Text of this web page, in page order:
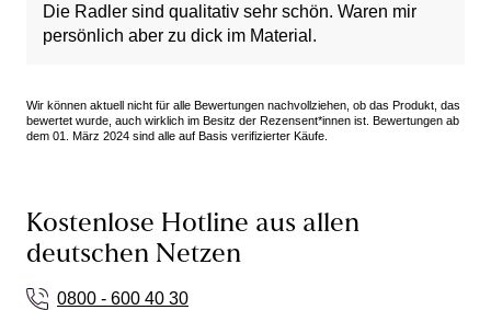
Die Radler sind qualitativ sehr schön. Waren mir
persönlich aber zu dick im Material.
Wir können aktuell nicht für alle Bewertungen nachvollziehen, ob das Produkt, das
bewertet wurde, auch wirklich im Besitz der Rezensent*innen ist. Bewertungen ab
dem 01. März 2024 sind alle auf Basis verifizierter Käufe.
Kostenlose Hotline aus allen
deutschen Netzen
0800 - 600 40 30